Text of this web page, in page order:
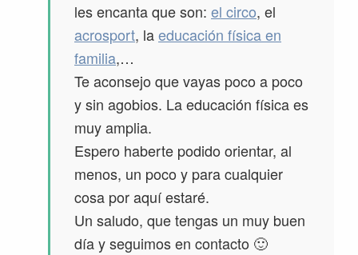
les encanta que son: el circo, el
acrosport, laeducación física en
familia,…
Te aconsejo que vayas poco a poco
y sin agobios. La educación física es
muy amplia.
Espero haberte podido orientar, al
menos, un poco y para cualquier
cosa por aquí estaré.
Un saludo, que tengas un muy buen
día y seguimos en contacto 🙂